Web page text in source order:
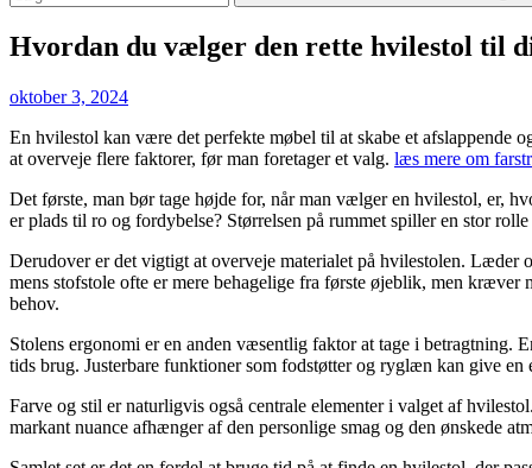
Hvordan du vælger den rette hvilestol til
Posted
oktober 3, 2024
En hvilestol kan være det perfekte møbel til at skabe et
at overveje flere faktorer, før man foretager et valg. læs mere om
Det første, man bør tage højde for, når man vælger en hvilestol, er,
er plads til ro og fordybelse? Størrelsen på rummet spiller en stor
Derudover er det vigtigt at overveje materialet på hvilestolen.
mens stofstole ofte er mere behagelige fra første øjeblik, men
behov.
Stolens ergonomi er en anden væsentlig faktor at tage i betragtning.
tids brug. Justerbare funktioner som fodstøtter og ryglæn kan give
Farve og stil er naturligvis også centrale elementer i valget af
markant nuance afhænger af den personlige smag og den ønskede